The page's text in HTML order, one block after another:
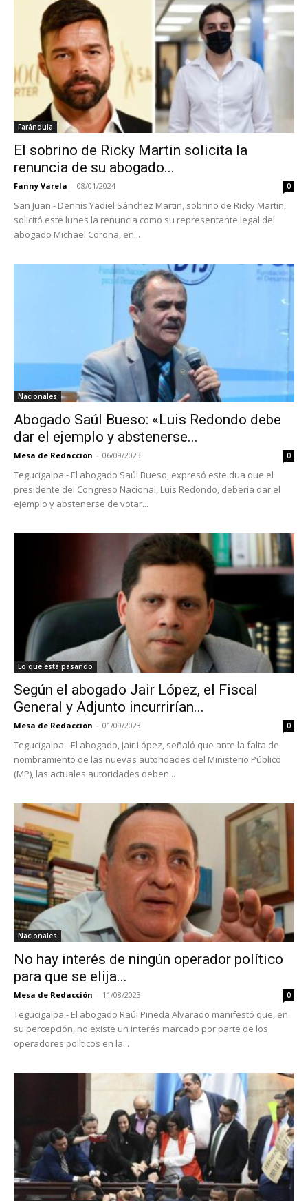
Farándula
El sobrino de Ricky Martin solicita la
renuncia de su abogado...
Fanny Varela - 08/01/2024 0
San Juan.- Dennis Yadiel Sánchez Martin, sobrino de Ricky Martin,
solicitó este lunes la renuncia como su representante legal del
abogado Michael Corona, en...
Nacionales
Abogado Saúl Bueso: «Luis Redondo debe
dar el ejemplo y abstenerse...
Mesa de Redacción - 06/09/2023 0
Tegucigalpa.- El abogado Saúl Bueso, expresó este dua que el
presidente del Congreso Nacional, Luis Redondo, debería dar el
ejemplo y abstenerse de votar...
Lo que está pasando
Según el abogado Jair López, el Fiscal
General y Adjunto incurrirían...
Mesa de Redacción - 01/09/2023 0
Tegucigalpa.- El abogado, Jair López, señaló que ante la falta de
nombramiento de las nuevas autoridades del Ministerio Público
(MP), las actuales autoridades deben...
Nacionales
No hay interés de ningún operador político
para que se elija...
Mesa de Redacción - 11/08/2023 0
Tegucigalpa.- El abogado Raúl Pineda Alvarado manifestó que, en
su percepción, no existe un interés marcado por parte de los
operadores políticos en la...